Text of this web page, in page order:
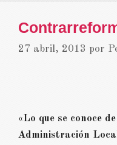
27 abril, 2013 por
«Lo que se conoce
Administración